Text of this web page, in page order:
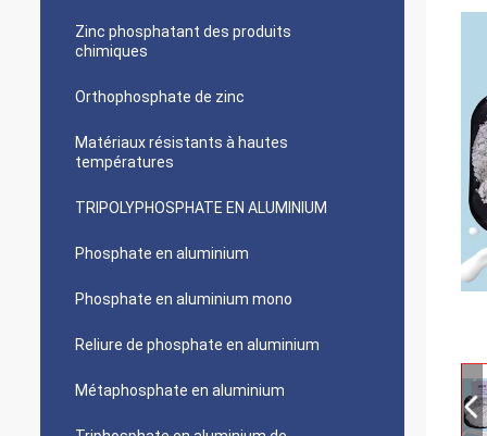
Zinc phosphatant des produits
chimiques
Orthophosphate de zinc
Matériaux résistants à hautes
températures
TRIPOLYPHOSPHATE EN ALUMINIUM
Phosphate en aluminium
Phosphate en aluminium mono
Reliure de phosphate en aluminium
Métaphosphate en aluminium